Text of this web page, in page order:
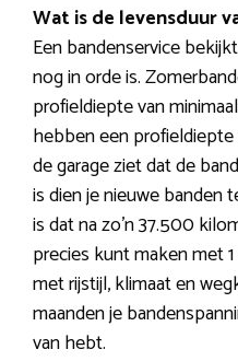
Wat is de levensduur
Een bandenservice
nog in orde is.
profieldiepte van
hebben een
de garage ziet dat de
is dien je nieuwe banden
is dat na zo’n 37.500
precies kunt maken met
met rijstijl, klimaat en
maanden je
van hebt.